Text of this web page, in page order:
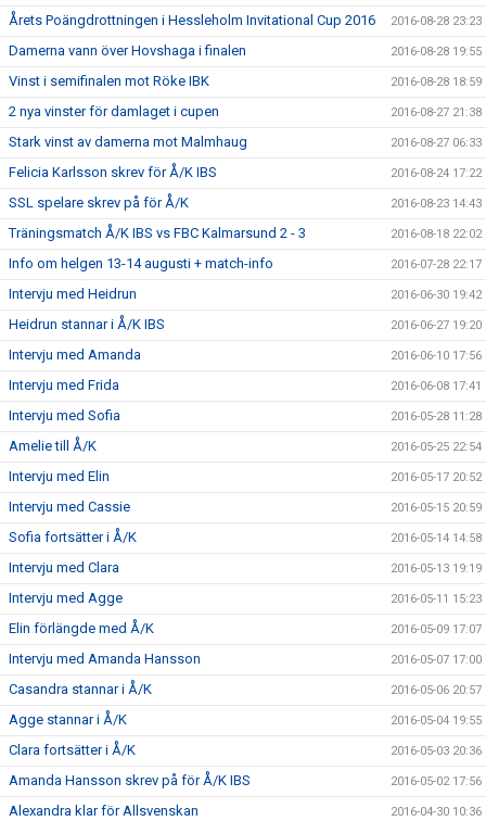
Årets Poängdrottningen i Hessleholm Invitational Cup 2016 2016-08-28 23:23
Damerna vann över Hovshaga i finalen 2016-08-28 19:55
Vinst i semifinalen mot Röke IBK 2016-08-28 18:59
2 nya vinster för damlaget i cupen 2016-08-27 21:38
Stark vinst av damerna mot Malmhaug 2016-08-27 06:33
Felicia Karlsson skrev för Å/K IBS 2016-08-24 17:22
SSL spelare skrev på för Å/K 2016-08-23 14:43
Träningsmatch Å/K IBS vs FBC Kalmarsund 2 - 3 2016-08-18 22:02
Info om helgen 13-14 augusti + match-info 2016-07-28 22:17
Intervju med Heidrun 2016-06-30 19:42
Heidrun stannar i Å/K IBS 2016-06-27 19:20
Intervju med Amanda 2016-06-10 17:56
Intervju med Frida 2016-06-08 17:41
Intervju med Sofia 2016-05-28 11:28
Amelie till Å/K 2016-05-25 22:54
Intervju med Elin 2016-05-17 20:52
Intervju med Cassie 2016-05-15 20:59
Sofia fortsätter i Å/K 2016-05-14 14:58
Intervju med Clara 2016-05-13 19:19
Intervju med Agge 2016-05-11 15:23
Elin förlängde med Å/K 2016-05-09 17:07
Intervju med Amanda Hansson 2016-05-07 17:00
Casandra stannar i Å/K 2016-05-06 20:57
Agge stannar i Å/K 2016-05-04 19:55
Clara fortsätter i Å/K 2016-05-03 20:36
Amanda Hansson skrev på för Å/K IBS 2016-05-02 17:56
Alexandra klar för Allsvenskan 2016-04-30 10:36